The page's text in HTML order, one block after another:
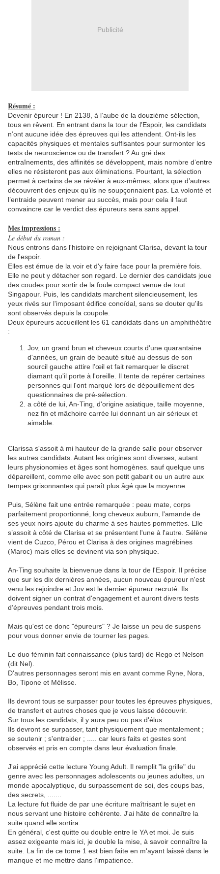
Publicité
Résumé :
Devenir épureur ! En 2138, à l’aube de la douzième sélection,
tous en rêvent. En entrant dans la tour de l’Espoir, les candidats
n’ont aucune idée des épreuves qui les attendent. Ont-ils les
capacités physiques et mentales suffisantes pour surmonter les
tests de neuroscience ou de transfert ? Au gré des
entraînements, des affinités se développent, mais nombre d’entre
elles ne résisteront pas aux éliminations. Pourtant, la sélection
permet à certains de se révéler à eux-mêmes, alors que d’autres
découvrent des enjeux qu’ils ne soupçonnaient pas. La volonté et
l’entraide peuvent mener au succès, mais pour cela il faut
convaincre car le verdict des épureurs sera sans appel.
Mes impressions :
Le début du roman :
Nous entrons dans l'histoire en rejoignant Clarisa, devant la tour
de l'espoir.
Elles est émue de la voir et d'y faire face pour la première fois.
Elle ne peut y détacher son regard. Le dernier des candidats joue
des coudes pour sortir de la foule compact venue de tout
Singapour. Puis, les candidats marchent silencieusement, les
yeux rivés sur l'imposant édifice conoïdal, sans se douter qu'ils
sont observés depuis la coupole.
Deux épureurs accueillent les 61 candidats dans un amphithéâtre
:
Jov, un grand brun et cheveux courts d'une quarantaine
d'années, un grain de beauté situé au dessus de son
sourcil gauche attire l’œil et fait remarquer le discret
diamant qu'il porte à l'oreille. Il tente de repérer certaines
personnes qui l'ont marqué lors de dépouillement des
questionnaires de pré-sélection.
a côté de lui, An-Ting, d'origine asiatique, taille moyenne,
nez fin et mâchoire carrée lui donnant un air sérieux et
aimable.
Clarissa s'assoit à mi hauteur de la grande salle pour observer
les autres candidats. Autant les origines sont diverses, autant
leurs physionomies et âges sont homogènes. sauf quelque uns
dépareillent, comme elle avec son petit gabarit ou un autre aux
tempes grisonnantes qui paraît plus âgé que la moyenne.
Puis, Sélène fait une entrée remarquée : peau mate, corps
parfaitement proportionné, long cheveux auburn, l'amande de
ses yeux noirs ajoute du charme à ses hautes pommettes. Elle
s’assoit à côté de Clarisa et se présentent l'une à l'autre. Sélène
vient de Cuzco, Pérou et Clarisa à des origines magrébines
(Maroc) mais elles se devinent via son physique.
An-Ting souhaite la bienvenue dans la tour de l'Espoir. Il précise
que sur les dix dernières années, aucun nouveau épureur n'est
venu les rejoindre et Jov est le dernier épureur recruté. Ils
doivent signer un contrat d'engagement et auront divers tests
d’épreuves pendant trois mois.
Mais qu'est ce donc "épureurs" ? Je laisse un peu de suspens
pour vous donner envie de tourner les pages.
Le duo féminin fait connaissance (plus tard) de Rego et Nelson
(dit Nel).
D'autres personnages seront mis en avant comme Ryne, Nora,
Bo, Tipone et Mélisse.
Ils devront tous se surpasser pour toutes les épreuves physiques,
de transfert et autres choses que je vous laisse découvrir.
Sur tous les candidats, il y aura peu ou pas d'élus.
Ils devront se surpasser, tant physiquement que mentalement ;
se soutenir ; s'entraider ; ..... car leurs faits et gestes sont
observés et pris en compte dans leur évaluation finale.
J'ai apprécié cette lecture Young Adult. Il remplit "la grille" du
genre avec les personnages adolescents ou jeunes adultes, un
monde apocalyptique, du surpassement de soi, des coups bas,
des secrets, .......
La lecture fut fluide de par une écriture maîtrisant le sujet en
nous servant une histoire cohérente. J'ai hâte de connaître la
suite quand elle sortira.
En général, c'est quitte ou double entre le YA et moi. Je suis
assez exigeante mais ici, je double la mise, à savoir connaître la
suite. La fin de ce tome 1 est bien faite en m'ayant laissé dans le
manque et me mettre dans l'impatience.